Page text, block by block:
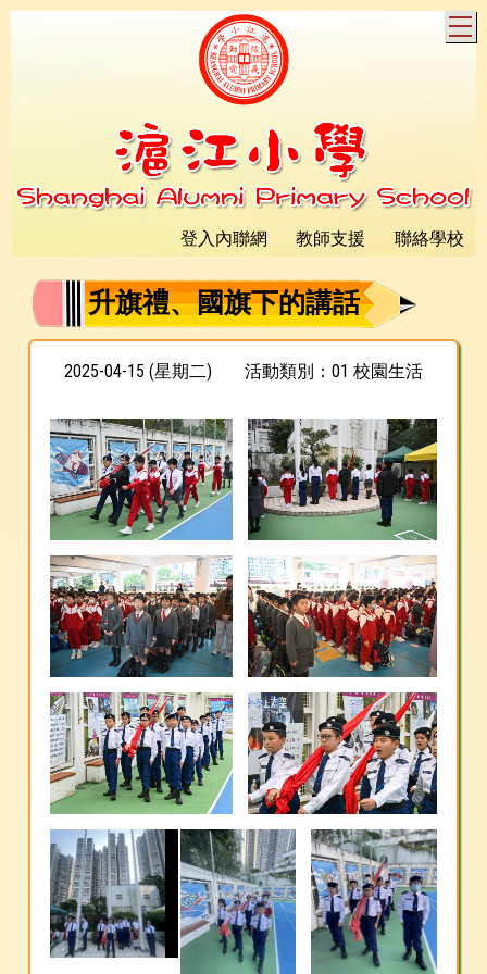
登入內聯網 教師支援 聯絡學校
升旗禮、國旗下的講話
2025-04-15 (星期二) 活動類別：01 校園生活